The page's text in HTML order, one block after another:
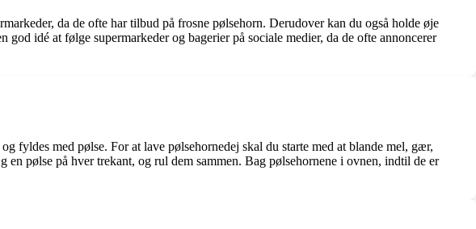
da de ofte har tilbud på frosne pølsehorn. Derudover kan du også holde øje
idé at følge supermarkeder og bagerier på sociale medier, da de ofte annoncerer
fyldes med pølse. For at lave pølsehornedej skal du starte med at blande mel, gær,
pølse på hver trekant, og rul dem sammen. Bag pølsehornene i ovnen, indtil de er